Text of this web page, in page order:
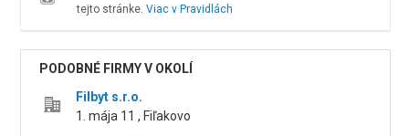
tejto stránke. Viac v Pravidlách
PODOBNÉ FIRMY V OKOLÍ
Filbyt s.r.o.
1. mája 11 , Fiľakovo